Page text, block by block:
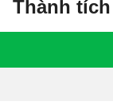
Thành